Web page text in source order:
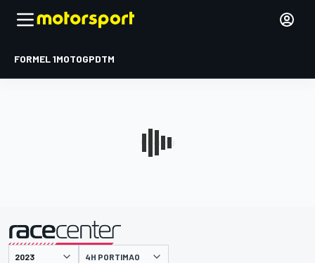
FORMEL 1MOTOGPDTM
4H PORTIMAO